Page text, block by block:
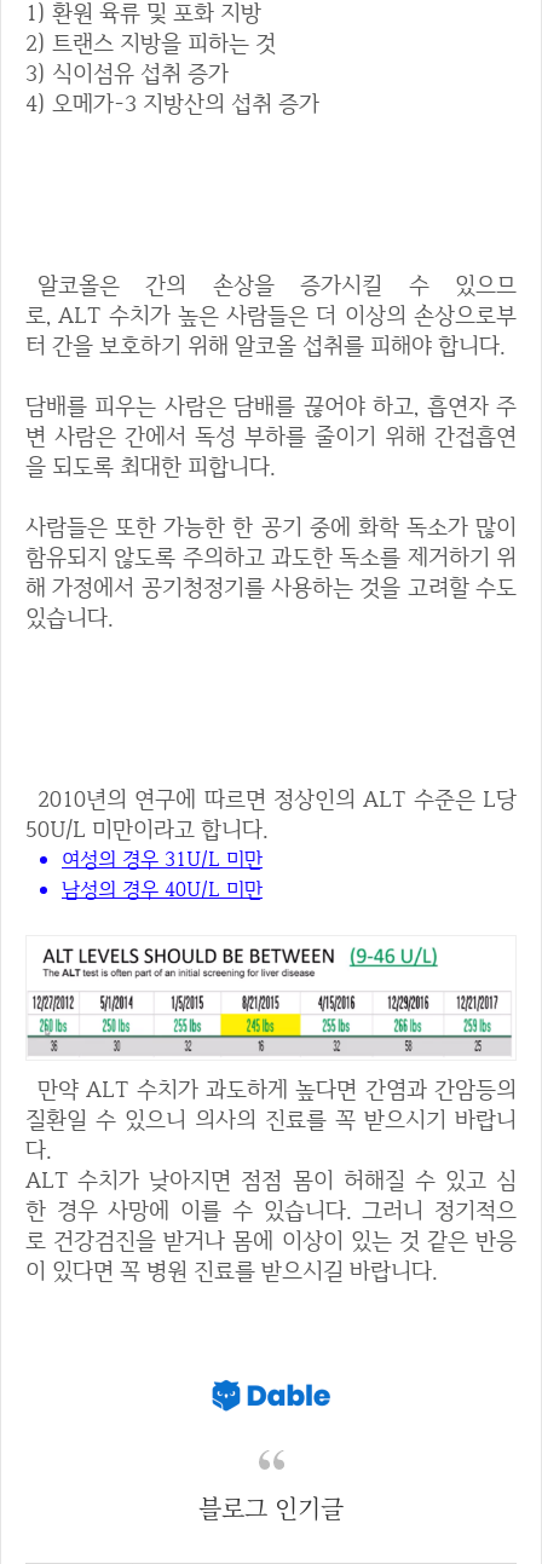
1) 환원 육류 및 포화 지방
2) 트랜스 지방을 피하는 것
3) 식이섬유 섭취 증가
4) 오메가-3 지방산의 섭취 증가
알코올은 간의 손상을 증가시킬 수 있으므
로, ALT 수치가 높은 사람들은 더 이상의 손상으로부
터 간을 보호하기 위해 알코올 섭취를 피해야 합니다.
담배를 피우는 사람은 담배를 끊어야 하고, 흡연자 주
변 사람은 간에서 독성 부하를 줄이기 위해 간접흡연
을 되도록 최대한 피합니다.
사람들은 또한 가능한 한 공기 중에 화학 독소가 많이
함유되지 않도록 주의하고 과도한 독소를 제거하기 위
해 가정에서 공기청정기를 사용하는 것을 고려할 수도
있습니다.
2010년의 연구에 따르면 정상인의 ALT 수준은 L당
50U/L 미만이라고 합니다.
여성의 경우 31U/L 미만
남성의 경우 40U/L 미만
만약 ALT 수치가 과도하게 높다면 간염과 간암등의
질환일 수 있으니 의사의 진료를 꼭 받으시기 바랍니
다.
ALT 수치가 낮아지면 점점 몸이 허해질 수 있고 심
한 경우 사망에 이를 수 있습니다. 그러니 정기적으
로 건강검진을 받거나 몸에 이상이 있는 것 같은 반응
이 있다면 꼭 병원 진료를 받으시길 바랍니다.
블로그 인기글